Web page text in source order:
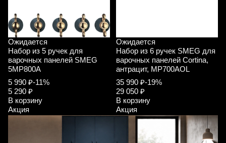
Ожидается
Набор из 5 ручек для
варочных панелей SMEG
5MP800A
5 990 ₽-11%
5 290 ₽
В корзину
Акция
Ожидается
Набор из 6 ручек SMEG для
варочных панелей Cortina,
антрацит, MP700AOL
35 990 ₽-19%
29 050 ₽
В корзину
Акция